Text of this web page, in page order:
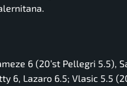
6 (20’st Pellegri 5.5),
6, Lazaro 6.5; Vlasic 5.5